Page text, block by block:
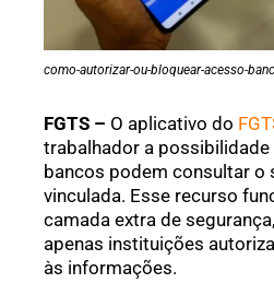
como-autorizar-ou-bloquear-acesso-
FGTS – O aplicativo do
trabalhador a
bancos podem consultar o
vinculada. Esse recurso
camada extra de
apenas instituições
às informações.